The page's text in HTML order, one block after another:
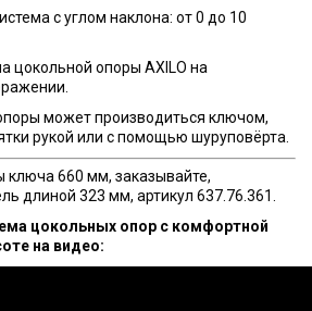
с углом наклона: от 0 до 10
цокольной опоры AXILO на
может производиться ключом,
рукой или с помощью шуруповёрта.
ключа 660 мм, заказывайте,
длиной 323 мм, артикул 637.76.361.
цокольных опор с комфортной
на видео: